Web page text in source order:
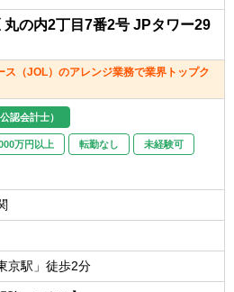
業界情報
求人情報
丸の内2丁目7番2号 JPタワー29
ス（JOL）のアレンジ業務で業界トップク
認会計士）
万円以上 転勤なし 未経験可
京駅」徒歩2分